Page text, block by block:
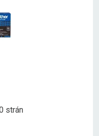
strán